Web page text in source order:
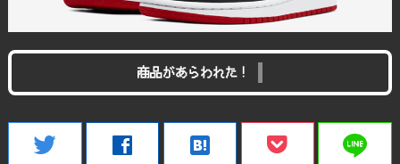
商品があらわれた！
twitter facebook hatenabookmark line